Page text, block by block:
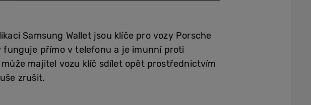
Samsung Wallet jsou klíče pro vozy Porsche
přímo v telefonu a je imunní proti
majitel vozu klíč sdílet opět prostřednictvím
zrušit.